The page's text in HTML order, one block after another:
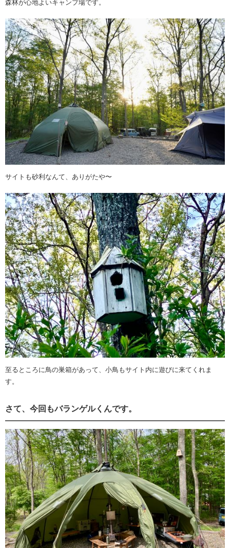
森林が心地よいキャンプ場です。
サイトも砂利なんて、ありがたや〜
至るところに鳥の巣箱があって、小鳥もサイト内に遊びに来てくれま
す。
さて、今回もバランゲルくんです。